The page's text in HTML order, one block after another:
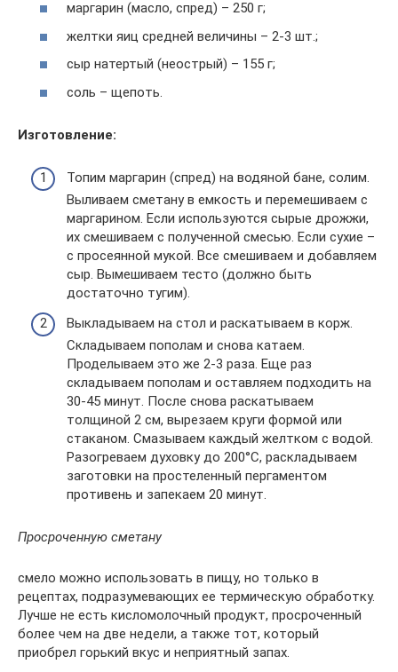
маргарин (масло, спред) – 250 г;
желтки яиц средней величины – 2-3 шт.;
сыр натертый (неострый) – 155 г;
соль – щепоть.
Изготовление:
Топим маргарин (спред) на водяной бане, солим.
Выливаем сметану в емкость и перемешиваем с
маргарином. Если используются сырые дрожжи,
их смешиваем с полученной смесью. Если сухие –
с просеянной мукой. Все смешиваем и добавляем
сыр. Вымешиваем тесто (должно быть
достаточно тугим).
Выкладываем на стол и раскатываем в корж.
Складываем пополам и снова катаем.
Проделываем это же 2-3 раза. Еще раз
складываем пополам и оставляем подходить на
30-45 минут. После снова раскатываем
толщиной 2 см, вырезаем круги формой или
стаканом. Смазываем каждый желтком с водой.
Разогреваем духовку до 200°С, раскладываем
заготовки на простеленный пергаментом
противень и запекаем 20 минут.
Просроченную сметану
смело можно использовать в пищу, но только в
рецептах, подразумевающих ее термическую обработку.
Лучше не есть кисломолочный продукт, просроченный
более чем на две недели, а также тот, который
приобрел горький вкус и неприятный запах.